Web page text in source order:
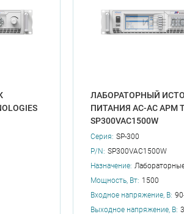
ЛАБОРАТОРНЫЙ
ПИТАНИЯ AC-AC APM
SP300VAC1500W
Серия: SP-300
P/N: SP300VAC1500W
Назначение:
Мощность, Вт: 1500
Входное напряжение, В:
Выходное напряжение, В: